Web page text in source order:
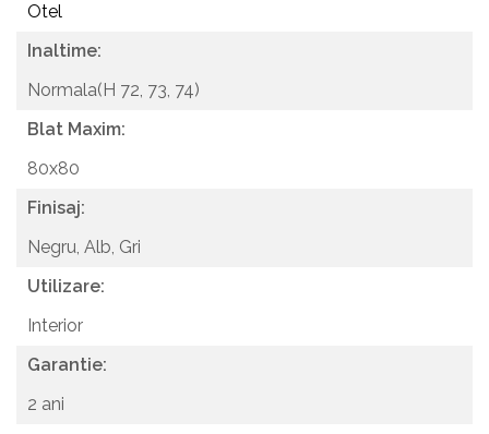
Otel
Inaltime:
Normala(H 72, 73, 74)
Blat Maxim:
80x80
Finisaj:
Negru, Alb, Gri
Utilizare:
Interior
Garantie:
2 ani